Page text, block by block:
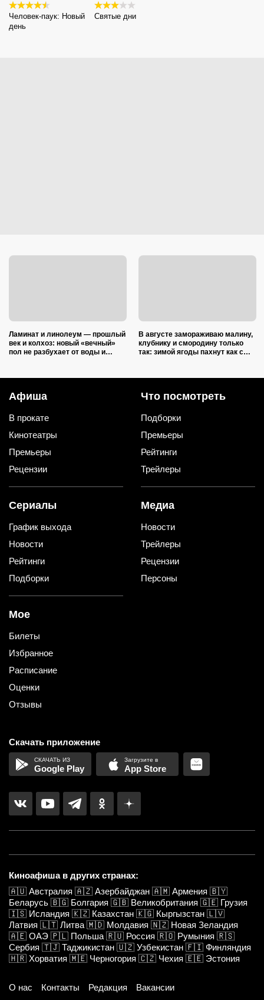
Человек-паук: Новый
день
Cвятые дни
Ламинат и линолеум — прошлый
век и колхоз: новый «вечный»
пол не разбухает от воды и
В августе замораживаю малину,
клубнику и смородину только
так: зимой ягоды пахнут как с
Афиша
В прокате
Кинотеатры
Премьеры
Рецензии
Что посмотреть
Подборки
Премьеры
Рейтинги
Трейлеры
Сериалы
График выхода
Новости
Рейтинги
Подборки
Медиа
Новости
Трейлеры
Рецензии
Персоны
Мое
Билеты
Избранное
Расписание
Оценки
Отзывы
Скачать приложение
Google Play App Store
Киноафиша в других странах:
🇦🇺 Австралия 🇦🇿 Азербайджан 🇦🇲 Армения 🇧🇾
Беларусь 🇧🇬 Болгария 🇬🇧 Великобритания 🇬🇪 Грузия
🇮🇸 Исландия 🇰🇿 Казахстан 🇰🇬 Кыргызстан 🇱🇻
Латвия 🇱🇹 Литва 🇲🇩 Молдавия 🇳🇿 Новая Зеландия
🇦🇪 ОАЭ 🇵🇱 Польша 🇷🇺 Россия 🇷🇴 Румыния 🇷🇸
Сербия 🇹🇯 Таджикистан 🇺🇿 Узбекистан 🇫🇮 Финляндия
🇭🇷 Хорватия 🇲🇪 Черногория 🇨🇿 Чехия 🇪🇪 Эстония
О нас Контакты Редакция
Вакансии